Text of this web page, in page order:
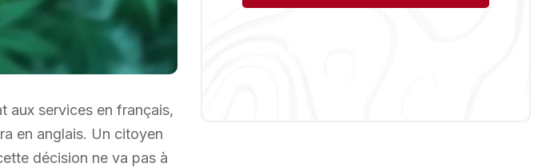
aux services en français,
en anglais. Un citoyen
décision ne va pas à